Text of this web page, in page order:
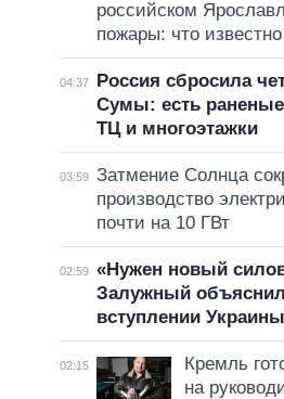
российском
пожары: что известно
04:37
Россия сбросила
Сумы: есть
ТЦ и многоэтажки
03:59 Затмение Солнца
производство
почти на 10 ГВт
02:59 «Нужен новый
Залужный
вступлении
02:15
Кремль
на